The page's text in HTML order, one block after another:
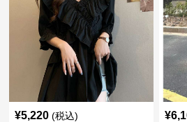
¥5,220 (税込) ¥